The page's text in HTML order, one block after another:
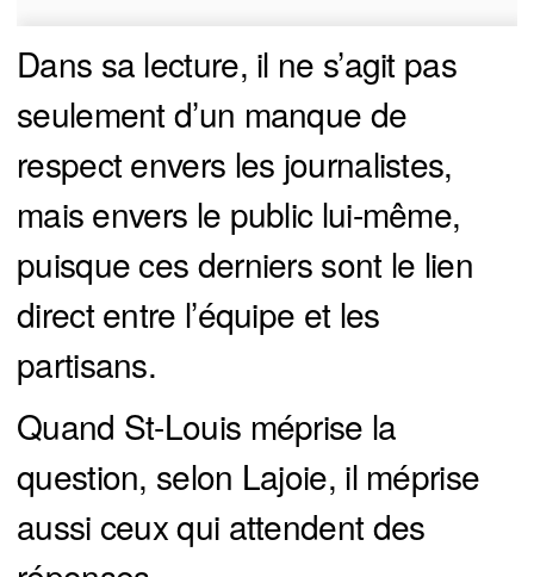
Dans sa lecture, il ne s’agit pas
seulement d’un manque de
respect envers les journalistes,
mais envers le public lui-même,
puisque ces derniers sont le lien
direct entre l’équipe et les
partisans.
Quand St-Louis méprise la
question, selon Lajoie, il méprise
aussi ceux qui attendent des